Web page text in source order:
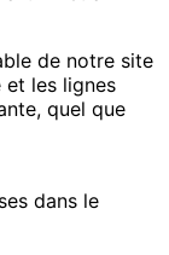
de notre site
et les lignes
quel que
dans le